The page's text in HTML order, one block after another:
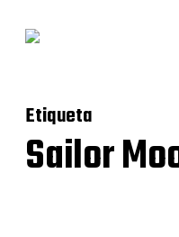
Etiqueta
Sailor